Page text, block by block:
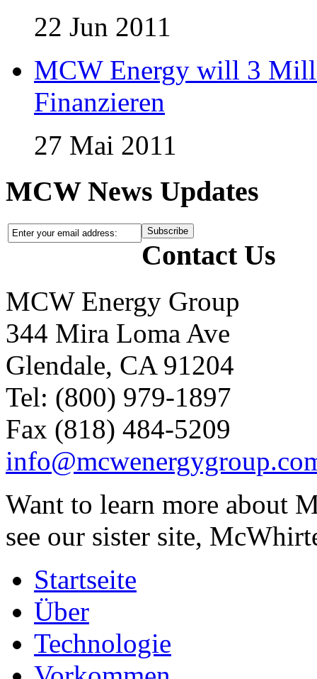
22 Jun 2011
MCW Energy will 3
Finanzieren
27 Mai 2011
MCW News Updates
Contact Us
MCW Energy Group
344 Mira Loma Ave
Glendale, CA 91204
Tel: (800) 979-1897
Fax (818) 484-5209
Want to learn more about
see our sister site,
Startseite
Über
Technologie